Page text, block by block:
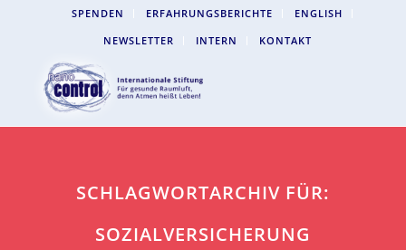
SPENDEN ERFAHRUNGSBERICHTE
ENGLISH
NEWSLETTER
INTERN KONTAKT
SCHLAGWORTARCHIV FÜR:
SOZIALVERSICHERUNG